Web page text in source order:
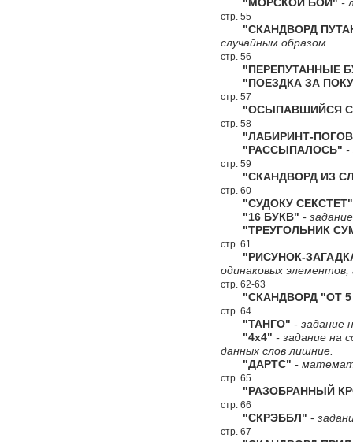
стр. 55
"СКАНДВОРД
случайным образом.
стр. 56
"ПЕРЕПУТАННЫЕ
"ПОЕЗДКА ЗА
стр. 57
"ОСЫПАВШИЙСЯ
стр. 58
"ЛАБИРИНТ-
"РАССЫПАЛОСЬ" -
стр. 59
"СКАНДВОРД ИЗ
стр. 60
"СУДОКУ СЕКСТЕТ"
"16 БУКВ" -
"ТРЕУГОЛЬНИК
стр. 61
"РИСУНОК-
одинаковых
стр. 62-63
"СКАНДВОРД "ОТ 5
стр. 64
"ТАНГО" - задание
"4х4" - задание на
данных слов лишние.
"ДАРТС" -
стр. 65
"РАЗОБРАННЫЙ
стр. 66
"СКРЭББЛ" -
стр. 67